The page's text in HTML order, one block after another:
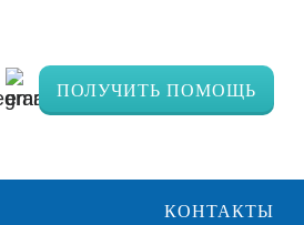
ПОЛУЧИТЬ ПОМОЩЬ
КОНТАКТЫ